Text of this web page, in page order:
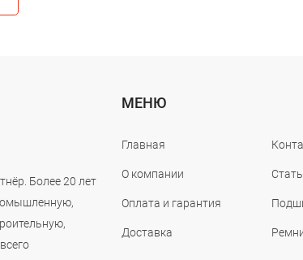
Более 20 лет
МЕНЮ
Главная
О компании
Оплата и гарантия
Доставка